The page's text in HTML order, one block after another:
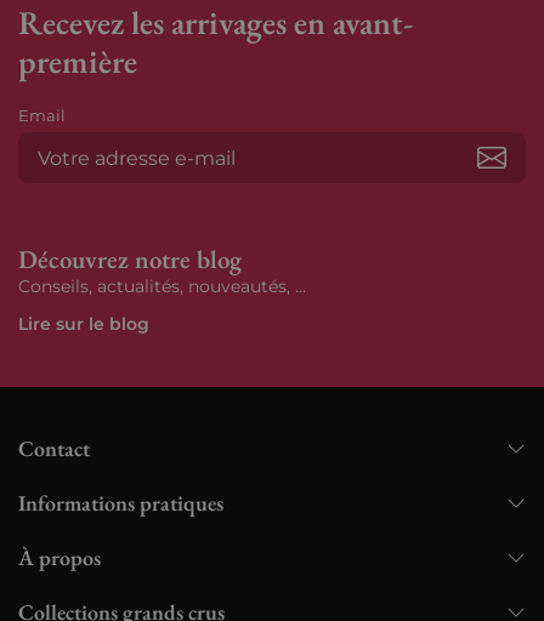
Recevez les arrivages en avant-
première
Email
Découvrez notre blog
Conseils, actualités, nouveautés, ...
Lire sur le blog
Contact
Informations pratiques
À propos
Collections grands crus